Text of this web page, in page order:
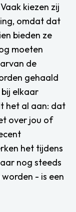
kiezen zij
omdat dat
bieden ze
moeten
de
gehaald
elkaar
het al aan: dat
over jou of
het tijdens
nog steeds
- is een